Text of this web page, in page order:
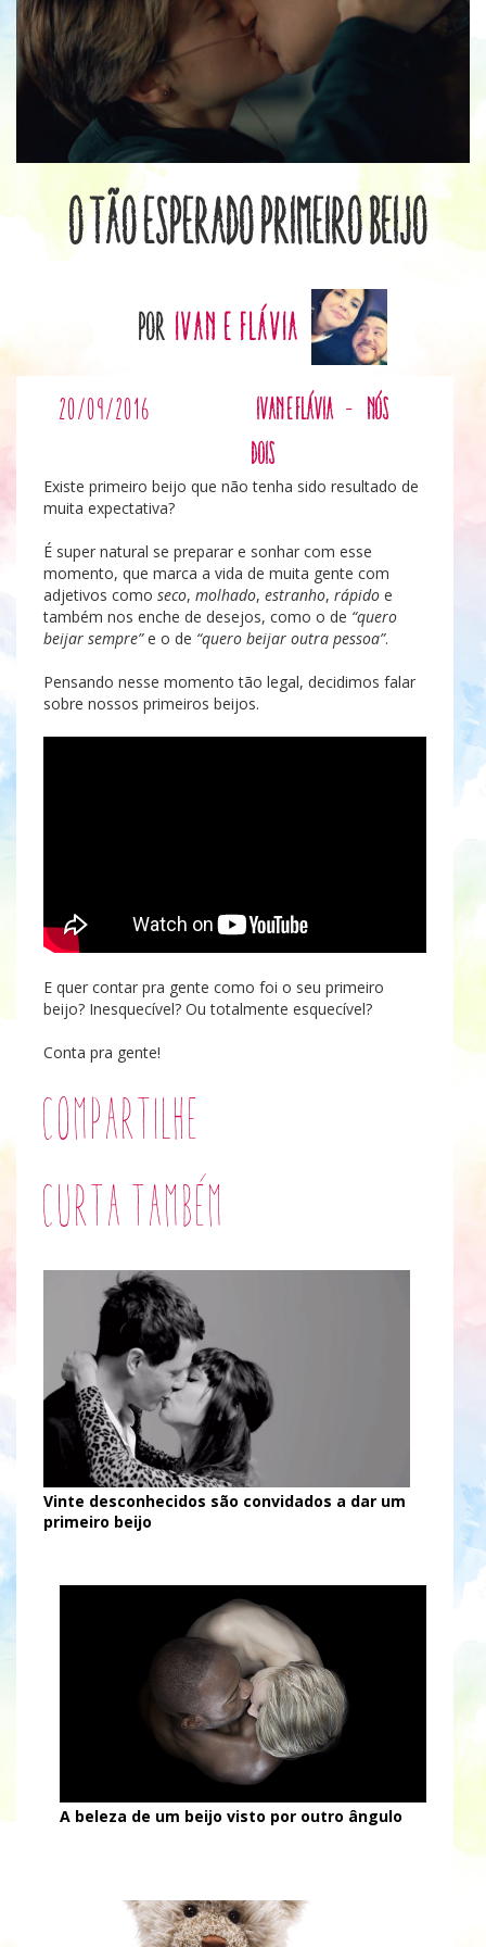
O tão esperado Primeiro Beijo
por Ivan e Flávia
20/09/2016 Ivan e Flávia - Nós
Dois
Existe primeiro beijo que não tenha sido resultado de
muita expectativa?
É super natural se preparar e sonhar com esse
momento, que marca a vida de muita gente com
adjetivos como seco, molhado, estranho, rápido e
também nos enche de desejos, como o de “quero
beijar sempre”e o de “quero beijar outra pessoa”.
Pensando nesse momento tão legal, decidimos falar
sobre nossos primeiros beijos.
E quer contar pra gente como foi o seu primeiro
beijo? Inesquecível? Ou totalmente esquecível?
Conta pra gente!
Compartilhe
Curta também
Vinte desconhecidos são convidados a dar um
primeiro beijo
A beleza de um beijo visto por outro ângulo